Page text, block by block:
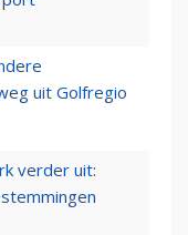
uit Golfregio
verder uit: